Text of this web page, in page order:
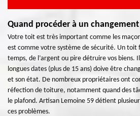
Quand procéder à un
Votre toit est très important comme les
est comme votre système de sécurité. Un toit
temps, de l’argent ou pire détruire vos biens.
longues dates (plus de 15 ans) doive être
et son état. De nombreux propriétaires ont
réfection de toiture, notamment quand des
le plafond. Artisan Lemoine 59 détient
ces problèmes.